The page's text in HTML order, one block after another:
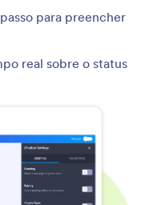
para preencher
real sobre o status